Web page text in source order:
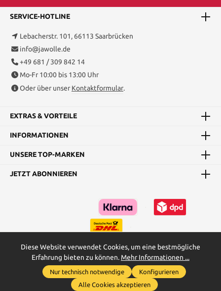
SERVICE-HOTLINE
Lebacherstr. 101, 66113 Saarbrücken
info@jawolle.de
+49 681 / 309 842 14
Mo-Fr 10:00 bis 13:00 Uhr
Oder über unser Kontaktformular.
EXTRAS & VORTEILE
INFORMATIONEN
UNSERE TOP-MARKEN
JETZT ABONNIEREN
Kataloge Maßtabellen & Grundanleitungen
* Alle Preise inkl. gesetzl. Mehrwertsteuer zzgl. Versandkosten
Werkzeugleiste anzeigen
Diese Website verwendet Cookies, um eine bestmögliche
Erfahrung bieten zu können. Mehr Informationen ...
Nur technisch notwendige
Konfigurieren
Alle Cookies akzeptieren